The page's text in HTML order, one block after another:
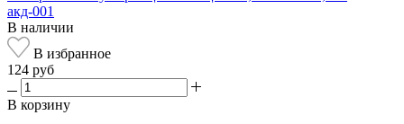
акд-001
В наличии
В избранное
124 руб
В корзину